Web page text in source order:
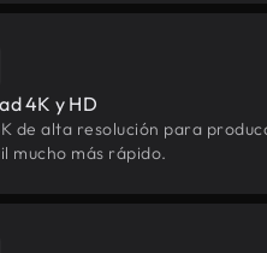
4K y HD
de alta resolución para
mucho más rápido.